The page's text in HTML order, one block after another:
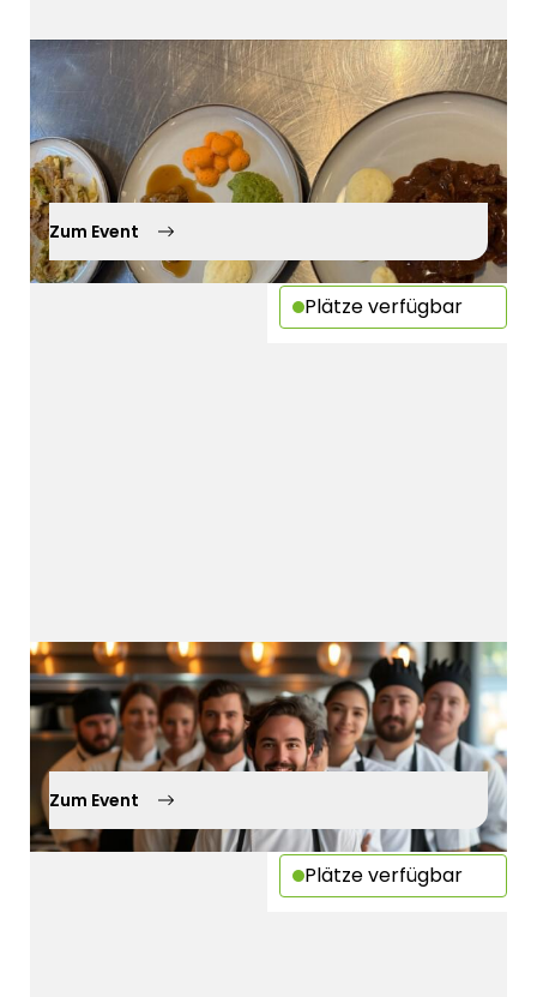
Bedürfnisgerechtes Kochen bei
Dysphagie
29.09.2026
Kürnach
Zum Event
Plätze verfügbar
Mitarbeitergewinnung
12.10.2026
Kürnach
Zum Event
Plätze verfügbar